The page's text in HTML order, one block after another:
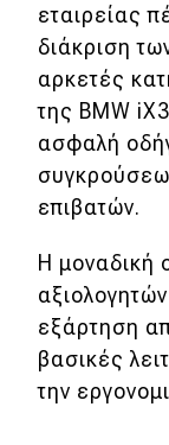
εταιρείας
διάκριση
αρκετές
της BMW
ασφαλή
επιβατών.
Η μοναδική
εξάρτηση
βασικές
την